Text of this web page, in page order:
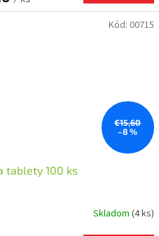
€15,60
–8 %
tablety 100 ks
Skladom (4 ks)
Kód: 00715